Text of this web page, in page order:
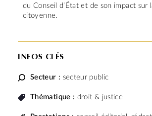
du Conseil d’État et de son impact sur
citoyenne.
INFOS CLÉS
Secteur : secteur public
Thématique : droit & justice